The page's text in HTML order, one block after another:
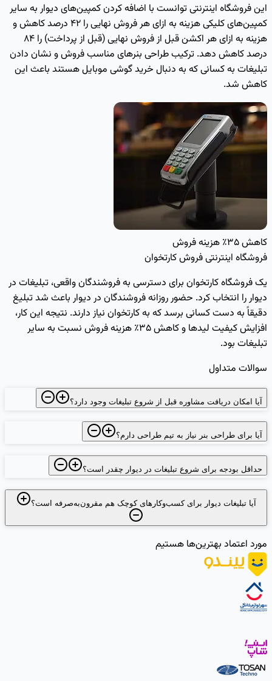
این فروشگاه اینترنتی توانست با اضافه کردن کمپین‌های دیوار به سایر
کمپین‌های کلیکی هزینه به ازای هر فروش نهایی را ۴۲ درصد کاهش و
هزینه به ازای هر اکشن قبل از فروش نهایی (قبل از پرداخت) را ۸۴
درصد کاهش دهد. ترکیب طراحی بنرهای مناسب فروش و نشان دادن
تبلیغات به کسانی که به دنبال خرید گوشی موبایل هستند باعث این
کاهش شد.
کاهش ۳۵٪ هزینه فروش
فروشگاه اینترنتی فروش کارتخوان
یک فروشگاه کارتخوان برای دسترسی به فروشندگان واقعی، تبلیغات در
دیوار را انتخاب کرد. حضور روزانه فروشندگان در دیوار باعث شد تبلیغ
دقیقاً به دست کسانی برسد که به کارتخوان نیاز دارند. نتیجه این کار،
افزایش کیفیت لیدها و کاهش ۳۵٪ هزینه فروش نسبت به سایر
تبلیغات بود.
سوالات متداول
آیا امکان دریافت مشاوره قبل از شروع تبلیغات وجود دارد؟
آیا برای طراحی بنر نیاز به تیم طراحی دارم؟
حداقل بودجه برای شروع تبلیغات در دیوار چقدر است؟
آیا تبلیغات دیوار برای کسب‌وکارهای کوچک هم مقرون‌به‌صرفه است؟
مورد اعتماد بهترین‌ها هستیم